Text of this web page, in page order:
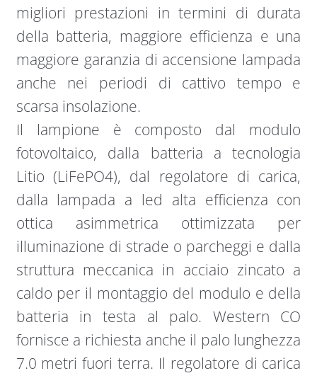
migliori prestazioni in termini di durata
della batteria, maggiore efficienza e una
maggiore garanzia di accensione lampada
anche nei periodi di cattivo tempo e
scarsa insolazione.
Il lampione è composto dal modulo
fotovoltaico, dalla batteria a tecnologia
Litio (LiFePO4), dal regolatore di carica,
dalla lampada a led alta efficienza con
ottica asimmetrica ottimizzata per
illuminazione di strade o parcheggi e dalla
struttura meccanica in acciaio zincato a
caldo per il montaggio del modulo e della
batteria in testa al palo. Western CO
fornisce a richiesta anche il palo lunghezza
7.0 metri fuori terra. Il regolatore di carica